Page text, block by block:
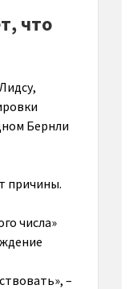
что
Бернли
причины.
числа»
–